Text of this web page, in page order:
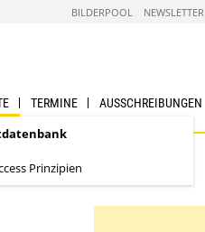
BILDERPOOL NEWSLETTER
Prinzipien
TERMINE AUSSCHREIBUNGEN